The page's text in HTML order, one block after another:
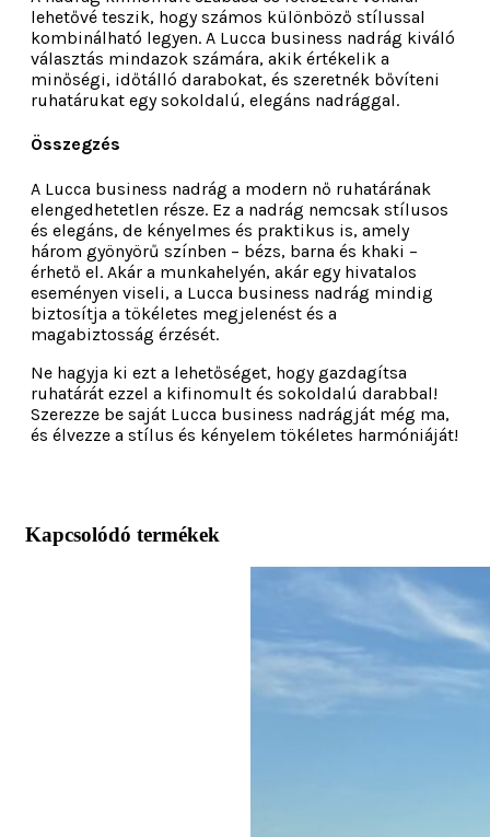
lehetővé teszik, hogy számos különböző stílussal
kombinálható legyen. A Lucca business nadrág kiváló
választás mindazok számára, akik értékelik a
minőségi, időtálló darabokat, és szeretnék bővíteni
ruhatárukat egy sokoldalú, elegáns nadrággal.
Összegzés
A Lucca business nadrág a modern nő ruhatárának
elengedhetetlen része. Ez a nadrág nemcsak stílusos
és elegáns, de kényelmes és praktikus is, amely
három gyönyörű színben – bézs, barna és khaki –
érhető el. Akár a munkahelyén, akár egy hivatalos
eseményen viseli, a Lucca business nadrág mindig
biztosítja a tökéletes megjelenést és a
magabiztosság érzését.
Ne hagyja ki ezt a lehetőséget, hogy gazdagítsa
ruhatárát ezzel a kifinomult és sokoldalú darabbal!
Szerezze be saját Lucca business nadrágját még ma,
és élvezze a stílus és kényelem tökéletes harmóniáját!
Kapcsolódó termékek